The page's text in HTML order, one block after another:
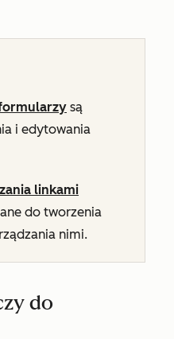
są
i edytowania
linkami
do tworzenia
nimi.
do